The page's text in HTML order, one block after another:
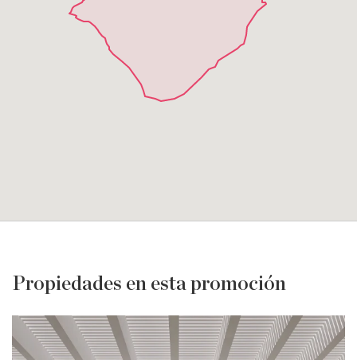
Propiedades en esta promoción